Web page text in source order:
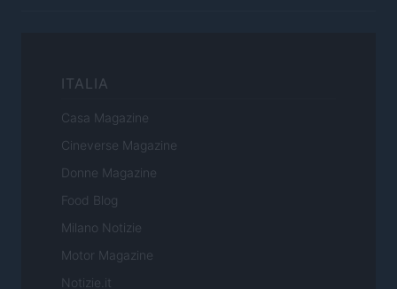
ITALIA
Casa Magazine
Cineverse Magazine
Donne Magazine
Food Blog
Milano Notizie
Motor Magazine
Notizie.it